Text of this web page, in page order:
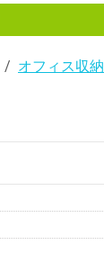
オフィス収納